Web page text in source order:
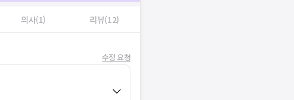
의사(1) 리뷰(12)
수정 요청